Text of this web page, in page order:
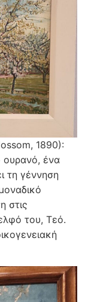
1890):
ουρανό, ένα
τη γέννηση
στις
του, Τεό.